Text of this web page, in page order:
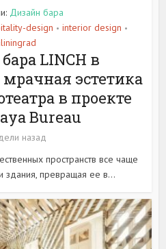
Дизайн бара
design • interior design •
LINCH в
эстетика
в проекте
Bureau
назад
пространств все чаще
здания, превращая ее в...